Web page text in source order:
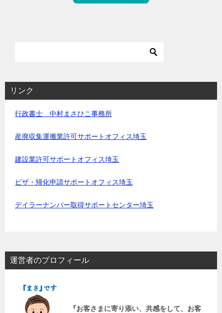
リンク
行政書士 中村まさひこ事務所
産廃収集運搬業許可サポートオフィス埼玉
建設業許可サポートオフィス埼玉
ビザ・帰化申請サポートオフィス埼玉
デイラーナンバー取得サポートセンター埼玉
運営者のプロフィール
『お客さまに寄り添い、共感をして、お客